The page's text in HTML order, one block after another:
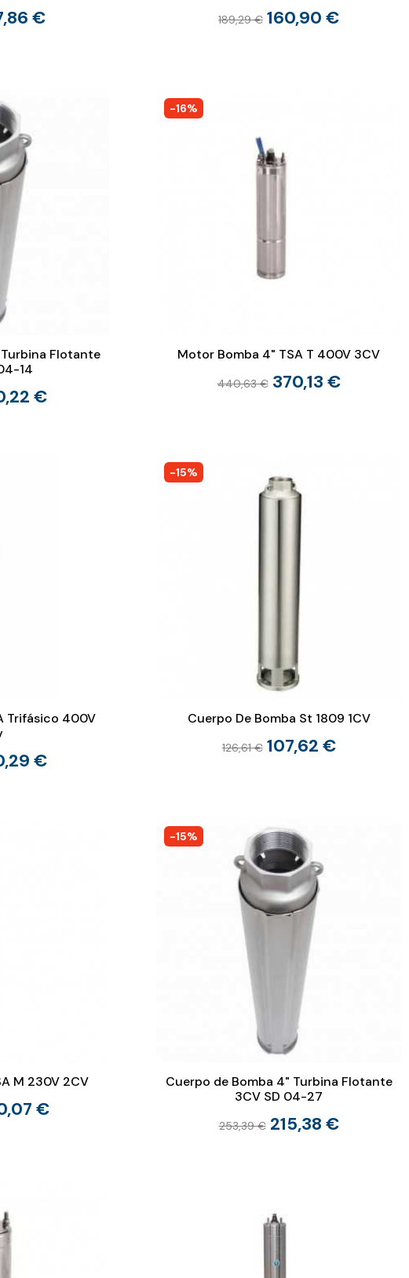
€ 189,29 € 160,90 €
Flotante
14
€
-16%
Motor Bomba 4" TSA T 400V 3CV
440,63 € 370,13 €
Trifásico 400V
€
-15%
Cuerpo De Bomba St 1809 1CV
126,61 € 107,62 €
M 230V 2CV
€
-15%
Cuerpo de Bomba 4" Turbina Flotante
3CV SD 04-27
253,39 € 215,38 €